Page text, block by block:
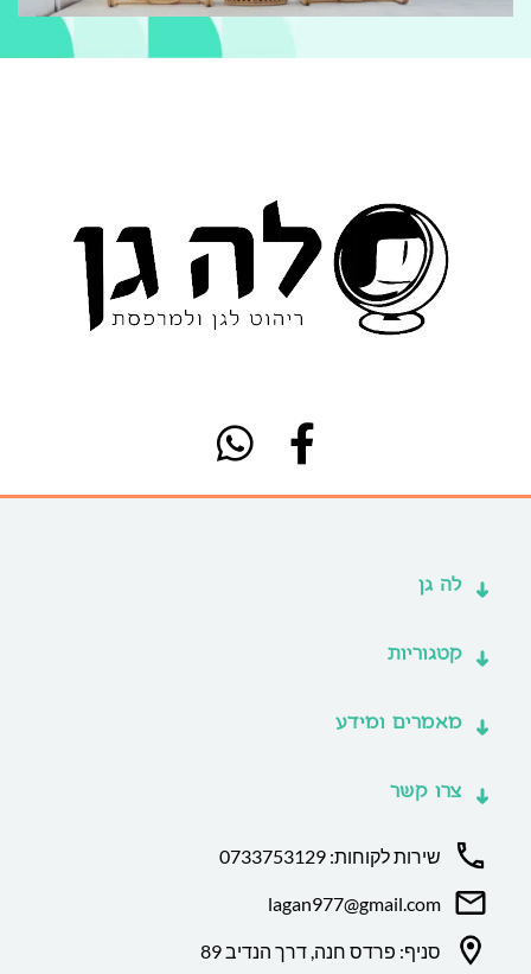
לה גן
קטגוריות
מאמרים ומידע
צרו קשר
שירות לקוחות: 0733753129
lagan977@gmail.com
סניף: פרדס חנה, דרך הנדיב 89